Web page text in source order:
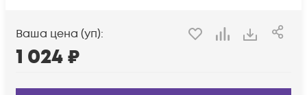
Ваша цена (уп):
1 024₽